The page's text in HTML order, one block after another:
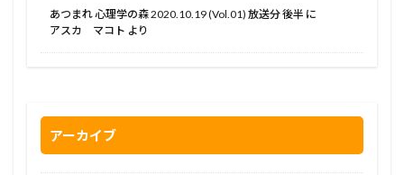
あつまれ 心理学の森 2020.10.19 (Vol.01) 放送分 後半 に
アスカ マコト より
アーカイブ